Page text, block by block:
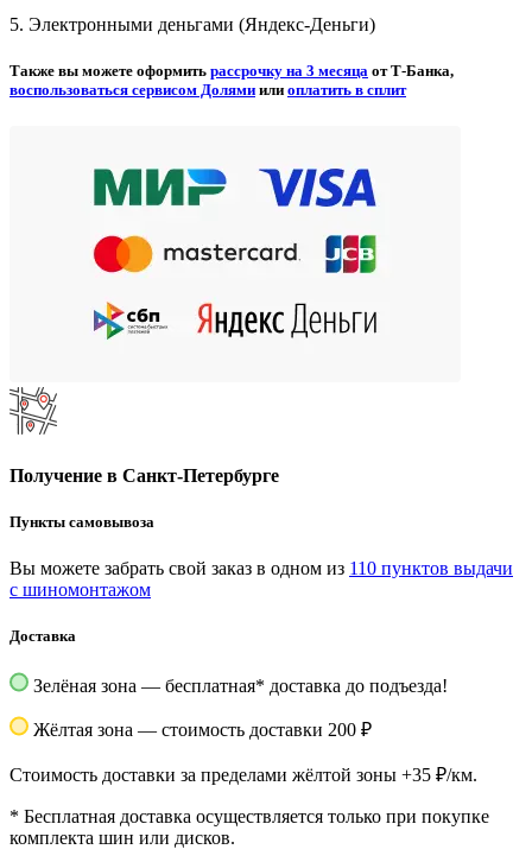
5. Электронными деньгами (Яндекс-Деньги)
Также вы можете оформить рассрочку на 3 месяца от Т-Банка,
воспользоваться сервисом Долями или оплатить в сплит
Получение в Санкт-Петербурге
Пункты самовывоза
Вы можете забрать свой заказ в одном из 110 пунктов выдачи
с шиномонтажом
Доставка
Зелёная зона — бесплатная* доставка до подъезда!
Жёлтая зона — стоимость доставки 200 ₽
Стоимость доставки за пределами жёлтой зоны +35 ₽/км.
* Бесплатная доставка осуществляется только при покупке
комплекта шин или дисков.